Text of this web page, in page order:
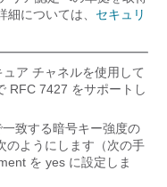
については、 セキュリ
ア チャネルを使用して
RFC 7427 をサポートし
致する暗号キー強度の
のようにします（次の手
を yes に設定しま